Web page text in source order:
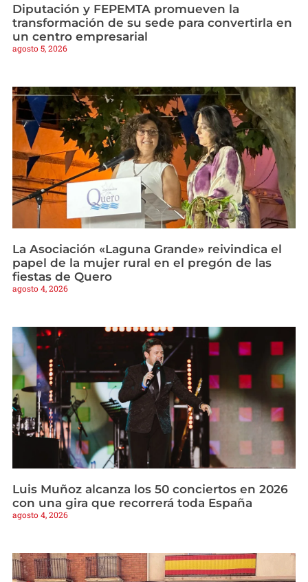
Diputación y FEPEMTA promueven la
transformación de su sede para convertirla en
un centro empresarial
agosto 5, 2026
La Asociación «Laguna Grande» reivindica el
papel de la mujer rural en el pregón de las
fiestas de Quero
agosto 4, 2026
Luis Muñoz alcanza los 50 conciertos en 2026
con una gira que recorrerá toda España
agosto 4, 2026